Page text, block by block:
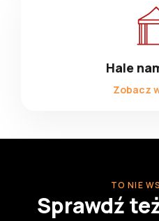
Hale
Zobacz
TO NIE
Sprawdź